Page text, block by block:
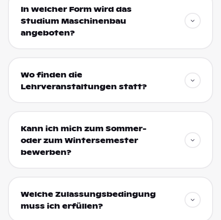
In welcher Form wird das
Studium Maschinenbau
angeboten?
Wo finden die
Lehrveranstaltungen statt?
Kann ich mich zum Sommer-
oder zum Wintersemester
bewerben?
Welche Zulassungsbedingung
muss ich erfüllen?